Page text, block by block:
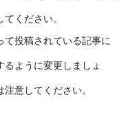
ください。
投稿されている記事に
ように変更しましょ
意してください。